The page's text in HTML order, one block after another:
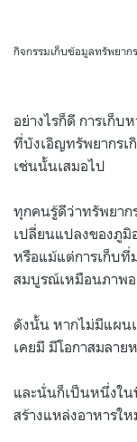
กิจกรรมเก็บข้อมูลทรัพยา
อย่างไรก็ดี การเก็บ
ที่บังเอิญทรัพยากรเ
เช่นนั้นเสมอไป
ทุกคนรู้ดีว่าทรัพยาก
เปลี่ยนแปลงของภู
หรือแม้แต่การเก็บที่
สมบูรณ์เหมือนภาพ
ดังนั้น หากไม่มีแผน
เคยมี มีโอกาสมลาย
และนั่นก็เป็นหนึ่งใ
สร้างแหล่งอาหารใ